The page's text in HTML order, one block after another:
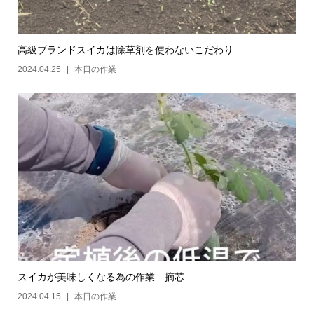
高級ブランドスイカは除草剤を使わないこだわり
2024.04.25 本日の作業
スイカが美味しくなる為の作業 摘芯
2024.04.15 本日の作業